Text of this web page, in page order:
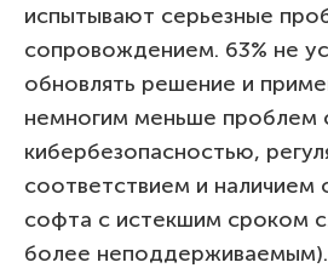
испытывают серьезные
сопровождением. 63% не
обновлять решение и
немногим меньше проблем
кибербезопасностью,
соответствием и наличием
софта с истекшим сроком
более